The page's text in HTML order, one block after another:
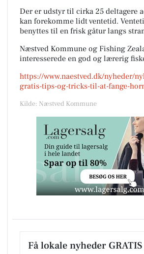
Der er udstyr til cirka 25 deltagere
kan forekomme lidt ventetid.
benyttes til en frisk gåtur langs
Næstved Kommune og Fishing
interesserede en god og lærerig
https://www.naestved.dk/nyheder/
gratis-tips-og-tricks-til-at-fange-
Kilde: Næstved Kommune
Få lokale nyheder GRATIS